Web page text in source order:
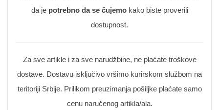
da je potrebno da se čujemokako biste proverili
dostupnost.
Za sve artikle i za sve narudžbine, ne plaćate troškove
dostave. Dostavu isključivo vršimo kurirskom službom na
teritoriji Srbije. Prilikom preuzimanja pošiljke plaćate samo
cenu naručenog artikla/ala.